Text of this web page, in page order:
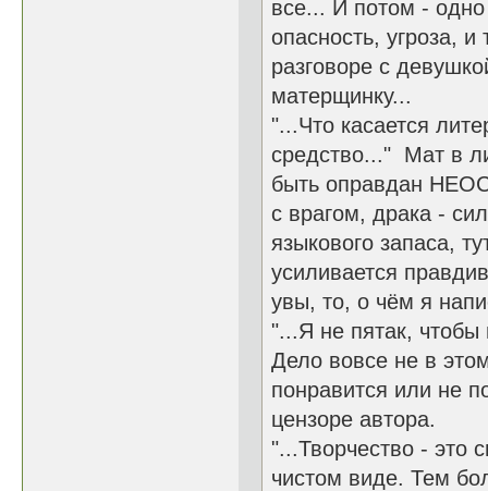
все... И потом - одно
опасность, угроза,
разговоре с
матерщинку...
"...Что касается
средство..." Мат в
быть оправдан
с врагом, драка -
языкового запаса,
усиливается
увы, то, о чём я
"...Я не пятак,
Дело вовсе не в
понравится или не
цензоре автора.
"...Творчество - это
чистом виде. Тем